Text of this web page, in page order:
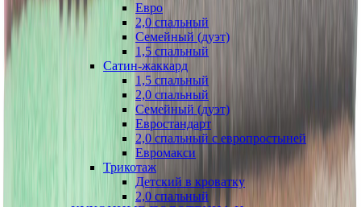
Евро
2,0 спальный
Семейный (дуэт)
1,5 спальный
Сатин-жаккард
1,5 спальный
2,0 спальный
Семейный (дуэт)
Евростандарт
2,0 спальный с европростыней
Евромакси
Трикотаж
Детский в кроватку
2,0 спальный